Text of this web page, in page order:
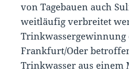
von Tagebauen auch
weitläufig verbreitet
Trinkwassergewinnung
Frankfurt/Oder
Trinkwasser aus